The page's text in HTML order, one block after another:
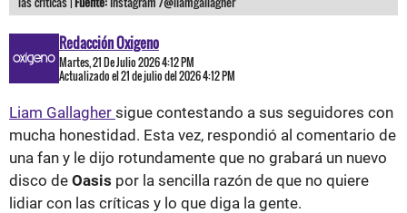
Redacción Oxigeno
Martes, 21 De Julio 2026 4:12 PM
Actualizado el 21 de julio del 2026 4:12 PM
Liam Gallagher sigue contestando a sus seguidores con
mucha honestidad. Esta vez, respondió al comentario de
una fan y le dijo rotundamente que no grabará un nuevo
disco de Oasis por la sencilla razón de que no quiere
lidiar con las críticas y lo que diga la gente.